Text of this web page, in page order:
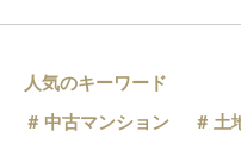
人気のキーワード
中古マンション
土